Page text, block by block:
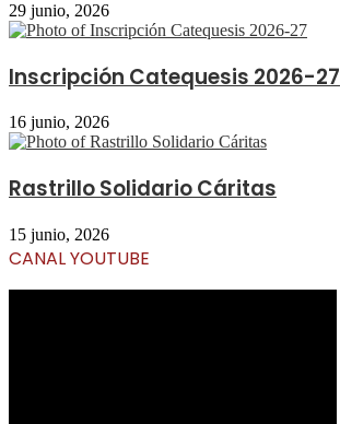
29 junio, 2026
Inscripción Catequesis 2026-27
16 junio, 2026
Rastrillo Solidario Cáritas
15 junio, 2026
CANAL YOUTUBE